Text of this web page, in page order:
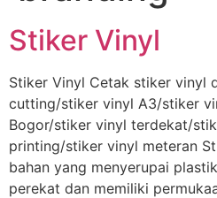
Stiker Vinyl
Stiker Vinyl Cetak stiker vinyl
cutting/stiker vinyl A3/stiker
Bogor/stiker vinyl terdekat/
printing/stiker vinyl meteran
bahan yang menyerupai
perekat dan memiliki